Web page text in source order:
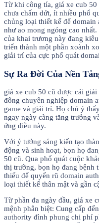
Từ khi công tía, giá xe cub
chưa chấm dứt, ít nhiều phổ
chủng loại thiết kế để
như ao mong ngóng cao
của khai trương này đang
triển thành một phần xoành
giải trí của cực phổ quát
Sự Ra Đời Của Nền
giá xe cub 50 cũ được cải
đông chuyên nghiệp domain
game và giải trí. Họ chú ý
ngay ngày càng tăng trưởng
ứng điều này.
Với ý tưởng sáng kiến tạo
động và sinh hoạt, bọn họ
50 cũ. Qua phổ quát cuộc
thị trường, bọn họ đang bệnh
thiếu để quyến rũ domain
loại thiết kế thân mật và gần
Từ phần đa ngày đầu, giá xe
mệnh phân biệt: Cung cấp
authority đình phung chi phí